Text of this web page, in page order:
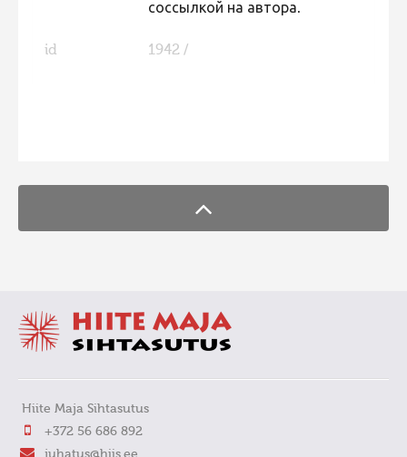
соссылкой на автора.
id 1942 /
Hiite Maja Sihtasutus
+372 56 686 892